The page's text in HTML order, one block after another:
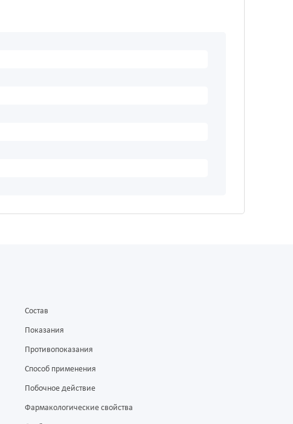
Состав
Показания
Противопоказания
Способ применения
Побочное действие
Фармакологические свойства